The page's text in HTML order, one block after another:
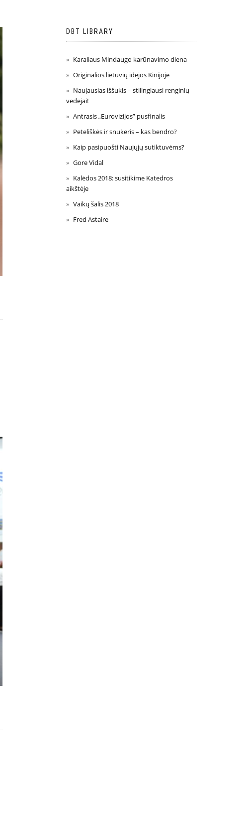
DBT LIBRARY
Karaliaus Mindaugo karūnavimo diena
Originalios lietuvių idėjos Kinijoje
Naujausias iššukis – stilingiausi renginių
vedėjai!
Antrasis „Eurovizijos” pusfinalis
Peteliškės ir snukeris – kas bendro?
Kaip pasipuošti Naujųjų sutiktuvėms?
Gore Vidal
Kalėdos 2018: susitikime Katedros
aikštėje
Vaikų šalis 2018
Fred Astaire